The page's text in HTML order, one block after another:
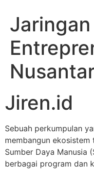
Jaringan
Jiren.id
Sebuah perkumpulan
membangun
Sumber Daya Manusia
berbagai program dan